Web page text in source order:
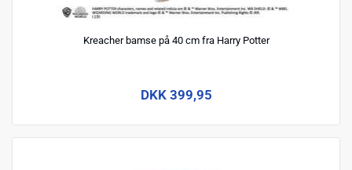
Kreacher bamse på 40 cm fra Harry Potter
DKK 399,95